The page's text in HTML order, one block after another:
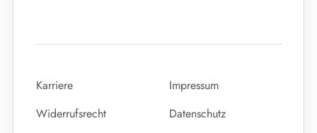
Karriere
Impressum
Widerrufsrecht
Datenschutz